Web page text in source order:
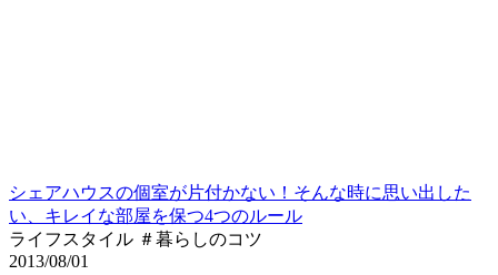
シェアハウスの個室が片付かない！そんな時に思い出した
い、キレイな部屋を保つ4つのルール
ライフスタイル ＃暮らしのコツ
2013/08/01